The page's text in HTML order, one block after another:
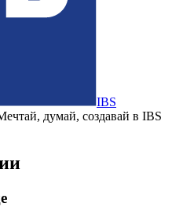
IBS
думай, создавай в IBS